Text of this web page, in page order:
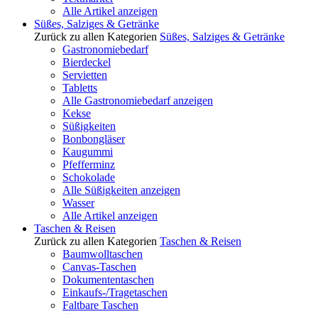
Alle Artikel anzeigen
Süßes, Salziges & Getränke
Zurück zu allen Kategorien Süßes, Salziges & Getränke
Gastronomiebedarf
Bierdeckel
Servietten
Tabletts
Alle Gastronomiebedarf anzeigen
Kekse
Süßigkeiten
Bonbongläser
Kaugummi
Pfefferminz
Schokolade
Alle Süßigkeiten anzeigen
Wasser
Alle Artikel anzeigen
Taschen & Reisen
Zurück zu allen Kategorien Taschen & Reisen
Baumwolltaschen
Canvas-Taschen
Dokumententaschen
Einkaufs-/Tragetaschen
Faltbare Taschen